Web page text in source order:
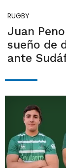
RUGBY
Juan
sueño de
ante